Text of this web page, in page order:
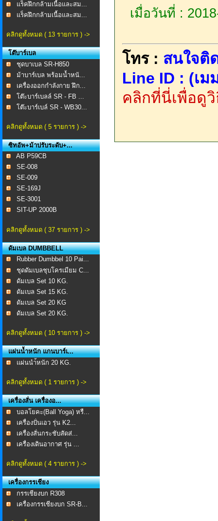
แร็คฝึกกล้ามเนื้อและสม...
แร็คฝึกกล้ามเนื้อและสม...
คลิกดูทั้งหมด ( 13 รายการ ) ->
โต๊บาร์เบล
ชุดบาเบล SR-H850
ม้าบาร์เบล พร้อมน้ำหนั...
เครื่องออกกำลังกาย ฝึก...
โต๊ะบาร์เบลล์ SR - FB ...
โต๊ะบาร์เบล์ SR - WB30...
คลิกดูทั้งหมด ( 5 รายการ ) ->
ซิทอัพ+ม้าปรับระดับ+...
AB P59CB
SE-008 ​
SE-009
SE-169J
SE-3001
SIT-UP 2000B
คลิกดูทั้งหมด ( 37 รายการ ) ->
ดัมเบล DUMBBELL
Rubber Dumbbel 10 Pai...
ชุดดัมเบลชุบโครเมียม C...
ดัมเบล Set 10 KG.
ดัมเบล Set 15 KG.
ดัมเบล Set 20 KG
ดัมเบล Set 20 KG.
คลิกดูทั้งหมด ( 10 รายการ ) ->
แผ่นน้ำหนัก แกนบาร์เ...
เเผ่นนำ้หนัก 20 KG.
คลิกดูทั้งหมด ( 1 รายการ ) ->
เครื่องสั่น เครื่องอ...
บอลโยคะ(Ball Yoga) หรื...
เครื่องปั่นเอว รุ่น K2...
เครื่องสั่นกระชับสัดส่...
เครื่องเดินอากาศ รุ่น ...
คลิกดูทั้งหมด ( 4 รายการ ) ->
เครื่องกรรเชียง
กรรเชียงบก R308
เครื่องกรรเชียงบก SR-B...
เมื่อวันที่ :
โทร : สนใจติ
Line ID : (เ
คลิกที่นี่เพื่อดูวิ